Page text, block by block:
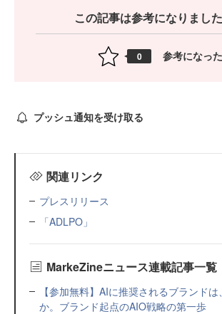
この記事は参考になりまし
0 参考になった
プッシュ通知を受け取る
関連リンク
プレスリリース
「ADLPO」
MarkeZineニュース連載記事一覧
【参加無料】AIに推奨されるブランド
か。ブランド起点のAIO戦略の第一歩